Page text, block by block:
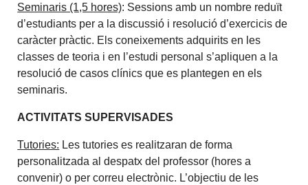
Seminaris (1,5 hores): Sessions amb un nombre reduït
d’estudiants per a la discussió i resolució d’exercicis de
caràcter pràctic. Els coneixements adquirits en les
classes de teoria i en l’estudi personal s’apliquen a la
resolució de casos clínics que es plantegen en els
seminaris.
ACTIVITATS SUPERVISADES
Tutories: Les tutories es realitzaran de forma
personalitzada al despatx del professor (hores a
convenir) o per correu electrònic. L’objectiu de les